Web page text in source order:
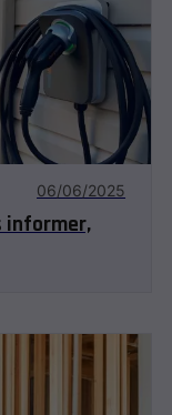
06/06/2025
informer,